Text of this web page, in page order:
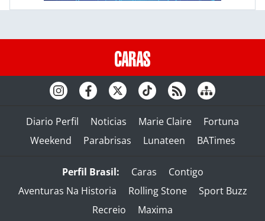
Diario Perfil Noticias Marie Claire
Fortuna
Weekend
Parabrisas Lunateen BATimes
Perfil Brasil: Caras
Contigo
Aventuras Na Historia
Rolling Stone
Sport Buzz
Recreio
Maxima